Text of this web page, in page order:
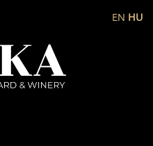
EN HU